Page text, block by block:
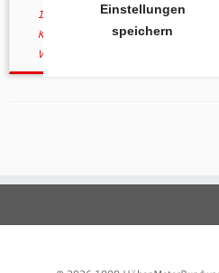
14. April 2013inGeschichtliches
Kirche
evangelische Kirche
Wikipedia
Einstellungen
speichern